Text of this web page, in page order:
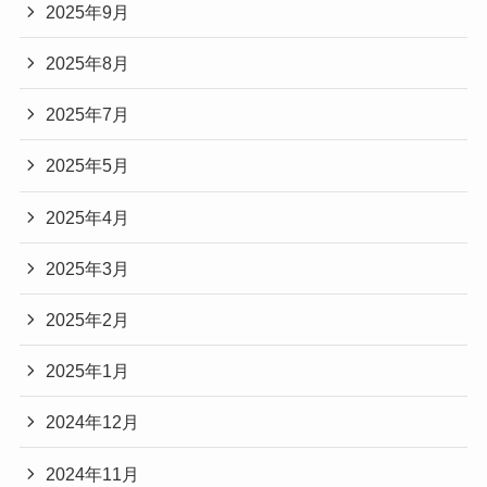
2025年9月
2025年8月
2025年7月
2025年5月
2025年4月
2025年3月
2025年2月
2025年1月
2024年12月
2024年11月